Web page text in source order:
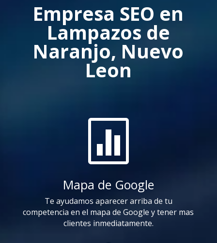
Empresa SEO en
Lampazos de
Naranjo, Nuevo
Leon

Mapa de Google
Te ayudamos aparecer arriba de tu
competencia en el mapa de Google y tener mas
clientes inmediatamente.